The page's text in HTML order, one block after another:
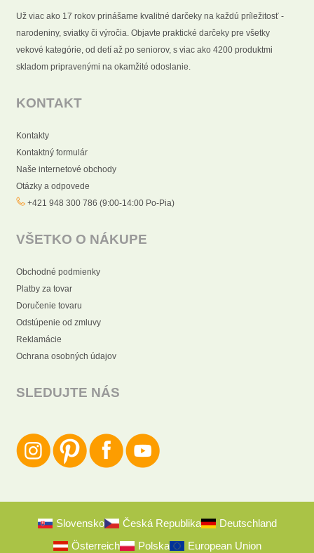
Už viac ako 17 rokov prinášame kvalitné darčeky na každú príležitosť -
narodeniny, sviatky či výročia. Objavte praktické darčeky pre všetky
vekové kategórie, od detí až po seniorov, s viac ako 4200 produktmi
skladom pripravenými na okamžité odoslanie.
KONTAKT
Kontakty
Kontaktný formulár
Naše internetové obchody
Otázky a odpovede
+421 948 300 786 (9:00-14:00 Po-Pia)
VŠETKO O NÁKUPE
Obchodné podmienky
Platby za tovar
Doručenie tovaru
Odstúpenie od zmluvy
Reklamácie
Ochrana osobných údajov
SLEDUJTE NÁS
Slovensko Česká Republika
Deutschland
Österreich
Polska European Union